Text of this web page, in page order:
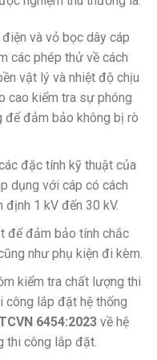
và vỏ bọc dây cáp
các phép thử về cách
vật lý và nhiệt độ chịu
cao kiểm tra sự phóng
để đảm bảo không bị rò
đặc tính kỹ thuật của
dụng với cáp có cách
1 kV đến 30 kV.
để đảm bảo tính chắc
như phụ kiện đi kèm.
kiểm tra chất lượng thi
công lắp đặt hệ thống
6454:2023về hệ
thi công lắp đặt.